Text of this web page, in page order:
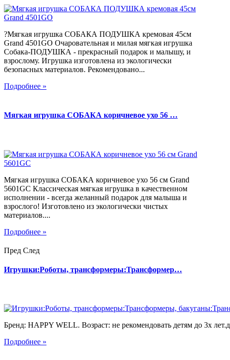
?Мягкая игрушка СОБАКА ПОДУШКА кремовая 45см
Grand 4501GO Очаровательная и милая мягкая игрушка
Собака-ПОДУШКА - прекрасный подарок и малышу, и
взрослому. Игрушка изготовлена из экологически
безопасных материалов. Рекомендовано...
Подробнее »
Мягкая игрушка СОБАКА коричневое ухо 56 …
Мягкая игрушка СОБАКА коричневое ухо 56 см Grand
5601GC Классическая мягкая игрушка в качественном
исполнении - всегда желанный подарок для малыша и
взрослого! Изготовлено из экологически чистых
материалов....
Подробнее »
Пред След
Игрушки:Роботы, трансформеры:Трансформер…
Бренд: HAPPY WELL. Возраст: не рекомендовать детям до 3х
Подробнее »